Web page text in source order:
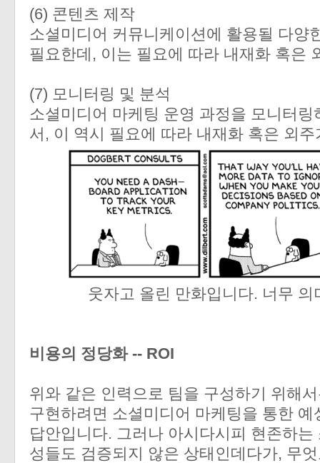
(6) 콘텐츠 제작
소셜미디어 커뮤니케이션에 활용될 다양
필요한데, 이는 필요에 따라 내재화 혹은
(7) 모니터링 및 분석
소셜미디어 마케팅 운영 과정을 모니터
서, 이 역시 필요에 따라 내재화 혹은 외
웃자고 올린 만화입니다. 너무 의
비용의 정당화 -- ROI
위와 같은 인력으로 팀을 구성하기 위해
구현하려면 소셜미디어 마케팅을 통한
답안입니다. 그러나 아시다시피 현존하
성들도 검증되지 않은 상태인데다가, 무